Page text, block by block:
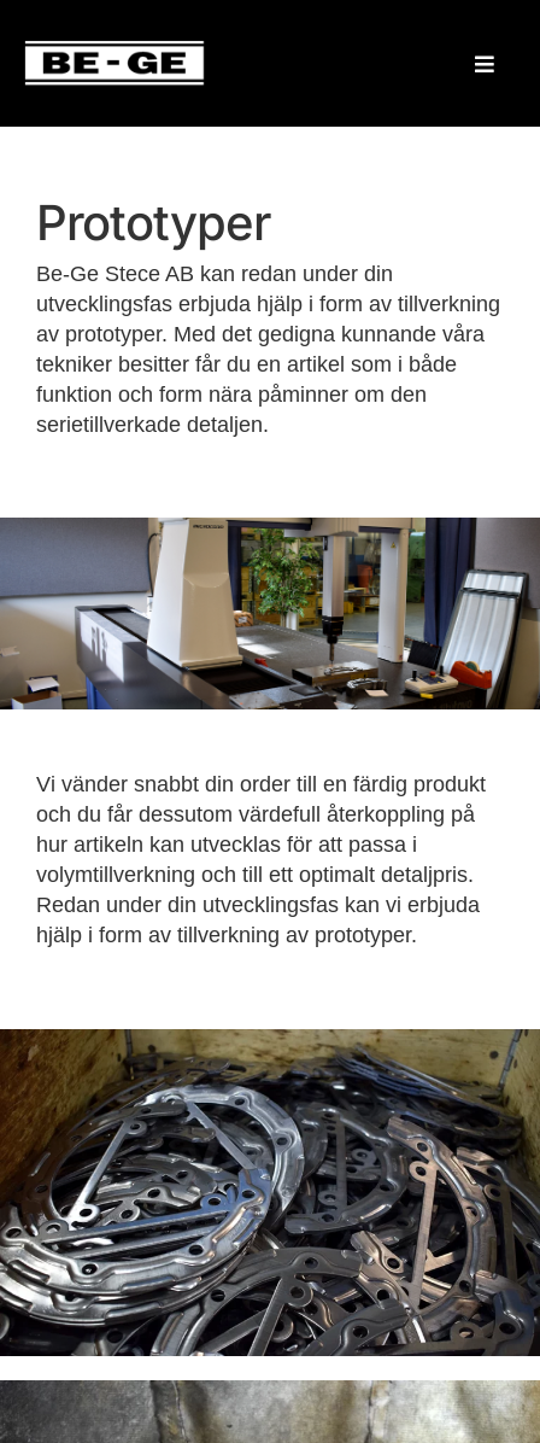
Prototyper
Be-Ge Stece AB kan redan under din
utvecklingsfas erbjuda hjälp i form av tillverkning
av prototyper. Med det gedigna kunnande våra
tekniker besitter får du en artikel som i både
funktion och form nära påminner om den
serietillverkade detaljen.
Vi vänder snabbt din order till en färdig produkt
och du får dessutom värdefull återkoppling på
hur artikeln kan utvecklas för att passa i
volymtillverkning och till ett optimalt detaljpris.
Redan under din utvecklingsfas kan vi erbjuda
hjälp i form av tillverkning av prototyper.